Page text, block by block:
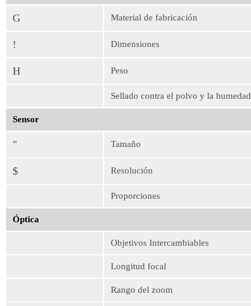
G Material de fabricación
! Dimensiones
H Peso
Sellado contra el polvo y la humedad
Sensor
" Tamaño
$ Resolución
Proporciones
Óptica
Objetivos Intercambiables
Longitud focal
Rango del zoom